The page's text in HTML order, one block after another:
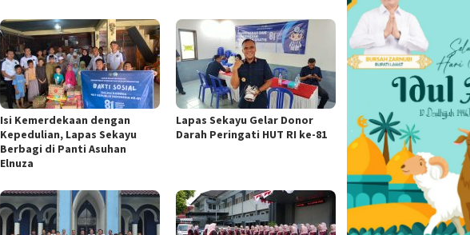
Isi Kemerdekaan dengan
Kepedulian, Lapas Sekayu
Berbagi di Panti Asuhan
Elnuza
Lapas Sekayu Gelar Donor
Darah Peringati HUT RI ke-81